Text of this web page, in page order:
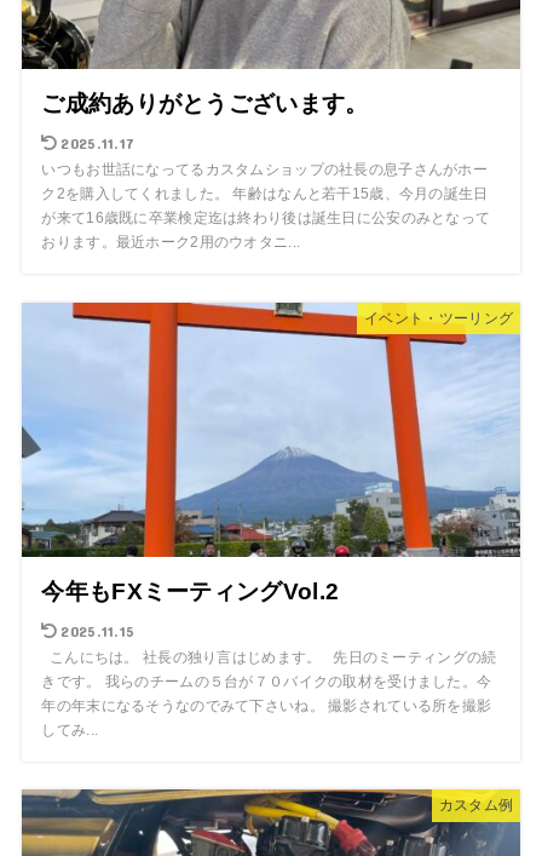
ご成約ありがとうございます。
2025.11.17
いつもお世話になってるカスタムショップの社長の息子さんがホー
ク2を購入してくれました。 年齢はなんと若干15歳、今月の誕生日
が来て16歳既に卒業検定迄は終わり後は誕生日に公安のみとなって
おります。最近ホーク2用のウオタニ...
イベント・ツーリング
今年もFXミーティングVol.2
2025.11.15
こんにちは。 社長の独り言はじめます。 先日のミーティングの続
きです。 我らのチームの５台が７０バイクの取材を受けました。今
年の年末になるそうなのでみて下さいね。 撮影されている所を撮影
してみ...
カスタム例